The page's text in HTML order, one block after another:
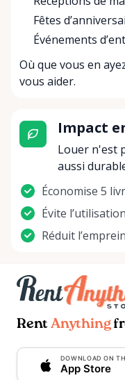
Fêtes
Événements
Où que vous en
vous aider.
Impact
Louer n'est
aussi
Économise 5
Évite
Réduit
Rent Anything
DOWNLOAD ON
App Store